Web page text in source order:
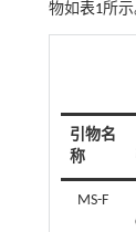
物如表1所示
引物名
称
MS-F